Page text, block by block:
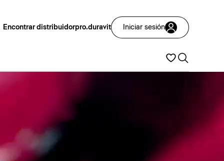
Encontrar distribuidorpro.duravit Iniciar sesión